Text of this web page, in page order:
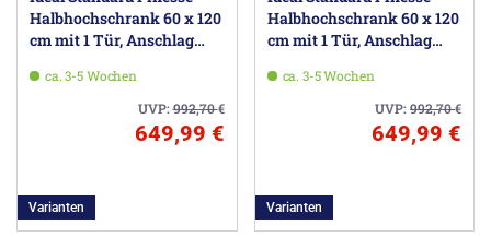
Halbhochschrank 60 x 120
cm mit 1 Tür, Anschlag
ca. 3-5 Wochen
UVP:992,70€
649,99 €
Varianten
Halbhochschrank 60 x 120
cm mit 1 Tür, Anschlag
ca. 3-5 Wochen
UVP:992,70€
649,99 €
Varianten